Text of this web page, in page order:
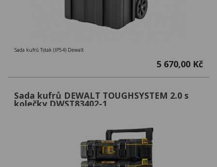
Sada kufrů Tstak (IP54) Dewalt
5 670,00 Kč
Sada kufrů DEWALT TOUGHSYSTEM 2.0 s
kolečky DWST83402-1